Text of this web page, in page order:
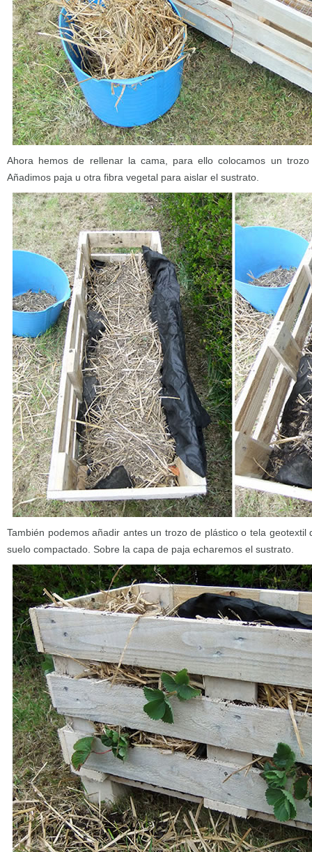
Ahora hemos de rellenar la cama, para ello colocamos un
Añadimos paja u otra fibra vegetal para aislar el sustrato.
También podemos añadir antes un trozo de plástico o tela
suelo compactado. Sobre la capa de paja echaremos el sustrato.